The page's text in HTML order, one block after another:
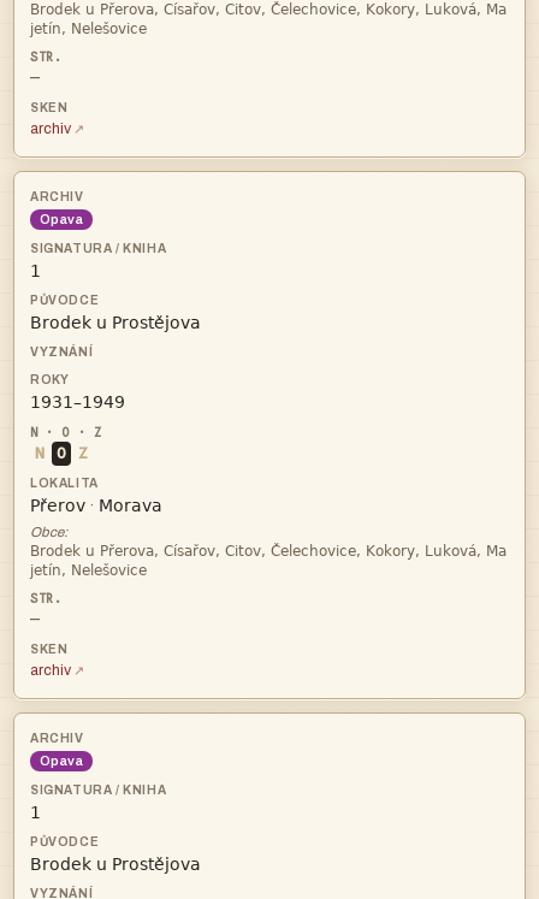


—
archiv
Opava



N O Z
 · 
Obce:


—
archiv
Opava

